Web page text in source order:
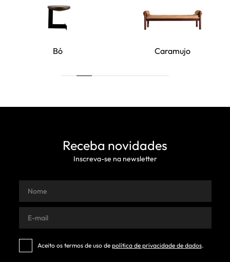
Bó Caramujo
Receba novidades
Inscreva-se na newsletter
Aceito os termos de uso de política de privacidade de dados.